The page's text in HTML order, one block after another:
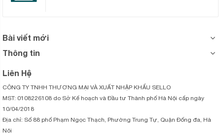
Bài viết mới
Thông tin
Liên Hệ
CÔNG TY TNHH THƯƠNG MẠI VÀ XUẤT NHẬP KHẨU SELLO
MST: 0108226108 do Sở Kế hoạch và Đầu tư Thành phố Hà Nội cấp ngày
10/04/2018
Địa chỉ: Số 88 phố Phạm Ngọc Thạch, Phường Trung Tự, Quận Đống đa, Hà
Nội